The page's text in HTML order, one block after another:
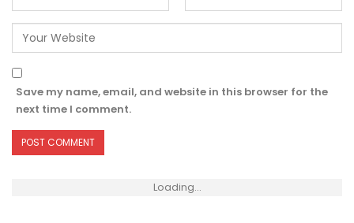
Save my name, email, and website in this browser for the
next time I comment.
Loading...